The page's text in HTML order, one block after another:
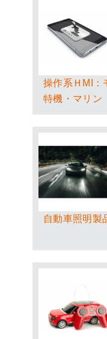
操作系ＨMI：
特機・マリン
自動車照明製